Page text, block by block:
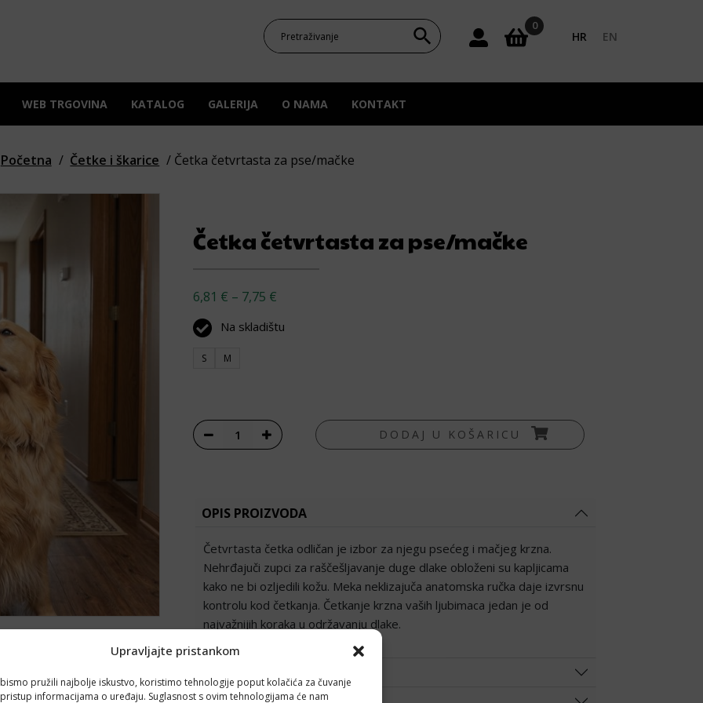
Upravljajte pristankom
pružili najbolje iskustvo, koristimo tehnologije poput kolačića za čuvanje
informacijama o uređaju. Suglasnost s ovim tehnologijama će nam
0
HR EN
WEB TRGOVINA KATALOG GALERIJA O NAMA KONTAKT
Početna / Četke i škarice / Četka četvrtasta za pse/mačke
Četka četvrtasta za pse/mačke
6,81 € – 7,75 €
Na skladištu
S M
Četka četvrtasta za pse/mačke količinaDODAJ U KOŠARICU
OPIS PROIZVODA
Četvrtasta četka odličan je izbor za njegu psećeg i mačjeg krzna.
Nehrđajuči zupci za raščešljavanje duge dlake obloženi su kapljicama
kako ne bi ozljedili kožu. Meka neklizajuča anatomska ručka daje izvrsnu
kontrolu kod četkanja. Četkanje krzna vaših ljubimaca jedan je od
najvažnijih koraka u održavanju dlake.